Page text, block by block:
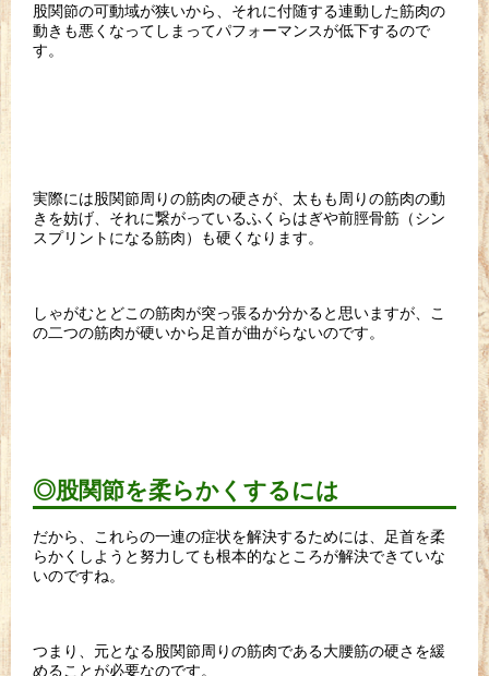
股関節の可動域が狭いから、それに付随する連動した筋肉の
動きも悪くなってしまってパフォーマンスが低下するので
す。
実際には股関節周りの筋肉の硬さが、太もも周りの筋肉の動
きを妨げ、それに繋がっているふくらはぎや前脛骨筋（シン
スプリントになる筋肉）も硬くなります。
しゃがむとどこの筋肉が突っ張るか分かると思いますが、こ
の二つの筋肉が硬いから足首が曲がらないのです。
◎股関節を柔らかくするには
だから、これらの一連の症状を解決するためには、足首を柔
らかくしようと努力しても根本的なところが解決できていな
いのですね。
つまり、元となる股関節周りの筋肉である大腰筋の硬さを緩
めることが必要なのです。